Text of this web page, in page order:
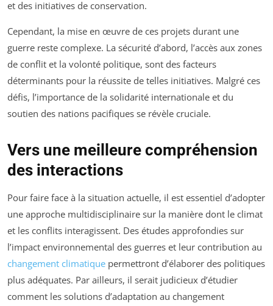
et des initiatives de conservation.
Cependant, la mise en œuvre de ces projets durant une
guerre reste complexe. La sécurité d’abord, l’accès aux zones
de conflit et la volonté politique, sont des facteurs
déterminants pour la réussite de telles initiatives. Malgré ces
défis, l’importance de la solidarité internationale et du
soutien des nations pacifiques se révèle cruciale.
Vers une meilleure compréhension
des interactions
Pour faire face à la situation actuelle, il est essentiel d’adopter
une approche multidisciplinaire sur la manière dont le climat
et les conflits interagissent. Des études approfondies sur
l’impact environnemental des guerres et leur contribution au
changement climatique permettront d’élaborer des politiques
plus adéquates. Par ailleurs, il serait judicieux d’étudier
comment les solutions d’adaptation au changement